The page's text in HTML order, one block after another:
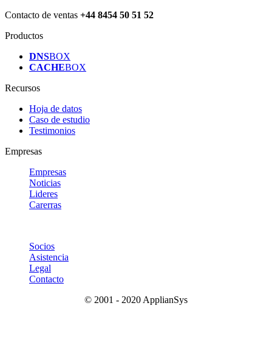
Contacto de ventas +44 8454 50 51 52
Productos
DNSBOX
CACHEBOX
Recursos
Hoja de datos
Caso de estudio
Testimonios
Empresas
Empresas
Noticias
Lideres
Carerras
Socios
Asistencia
Legal
Contacto
© 2001 - 2020 ApplianSys